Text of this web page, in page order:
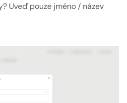
Uveď pouze jméno / název